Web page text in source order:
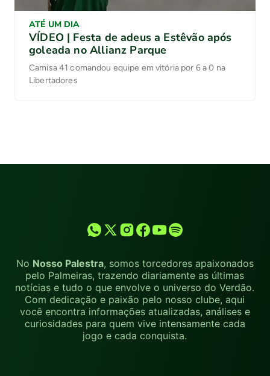
ATÉ UM DIA
VÍDEO | Festa de adeus a Estêvão após
goleada no Allianz Parque
Camisa 41 comandou equipe em vitória por 6 a 0 na
Libertadores
No Nosso Palestra, somos torcedores apaixonados
pelo Palmeiras, trazendo diariamente as últimas
notícias e tudo o que envolve o universo do Verdão.
Com dedicação e paixão pelo nosso clube, aqui
você encontra informações atualizadas, análises e
curiosidades para quem vive intensamente cada
jogo e cada conquista.